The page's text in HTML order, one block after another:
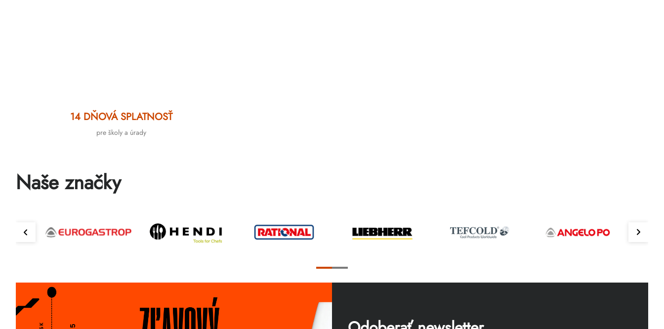
14 DŇOVÁ SPLATNOSŤ
pre školy a úrady
Naše značky